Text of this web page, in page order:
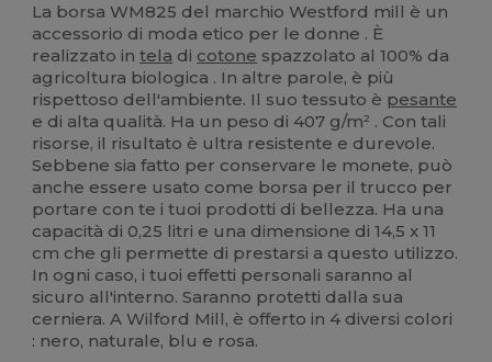
La borsa WM825 del marchio Westford mill è un
accessorio di moda etico per le donne . È
realizzato intela di cotone spazzolato al 100% da
agricoltura biologica . In altre parole, è più
rispettoso dell'ambiente. Il suo tessuto è pesante
e di alta qualità. Ha un peso di 407 g/m² . Con tali
risorse, il risultato è ultra resistente e durevole.
Sebbene sia fatto per conservare le monete, può
anche essere usato come borsa per il trucco per
portare con te i tuoi prodotti di bellezza. Ha una
capacità di 0,25 litri e una dimensione di 14,5 x 11
cm che gli permette di prestarsi a questo utilizzo.
In ogni caso, i tuoi effetti personali saranno al
sicuro all'interno. Saranno protetti dalla sua
cerniera. A Wilford Mill, è offerto in 4 diversi colori
: nero, naturale, blu e rosa.